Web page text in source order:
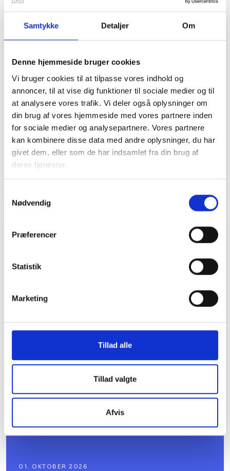
Samtykke Detaljer Om
Denne hjemmeside bruger cookies
Vi bruger cookies til at tilpasse vores indhold og
annoncer, til at vise dig funktioner til sociale medier og til
at analysere vores trafik. Vi deler også oplysninger om
din brug af vores hjemmeside med vores partnere inden
for sociale medier og analysepartnere. Vores partnere
kan kombinere disse data med andre oplysninger, du har
givet dem, eller som de har indsamlet fra din brug af
deres tjenester.
Nødvendig
Præferencer
Statistik
Marketing
Tillad alle
Tillad valgte
Afvis
herunder hvordan man tilmelder sig kodeksen.
Der vil naturligvis også være plads til generel
erfaringsudveksling.
Indhold:
Introduktion til GDPR-branchekodeks
generelt
Gennemgang af BL’s adfærdskodeks
for almene boligorganisationer
Information om kodeksens
kontrolorgan, tilsyn med kodeksen,
klagemuligheder mv.
Tilmelding til kodeksen, pris og andre
praktiske spørgsmål
26. AUGUST 2026
og håndtering af risici (København)
BL og Poul Schmith inviterer jurister, projektledere
økonomiske og tidsmæssige konsekvenser i et
København V
01. OKTOBER 2026